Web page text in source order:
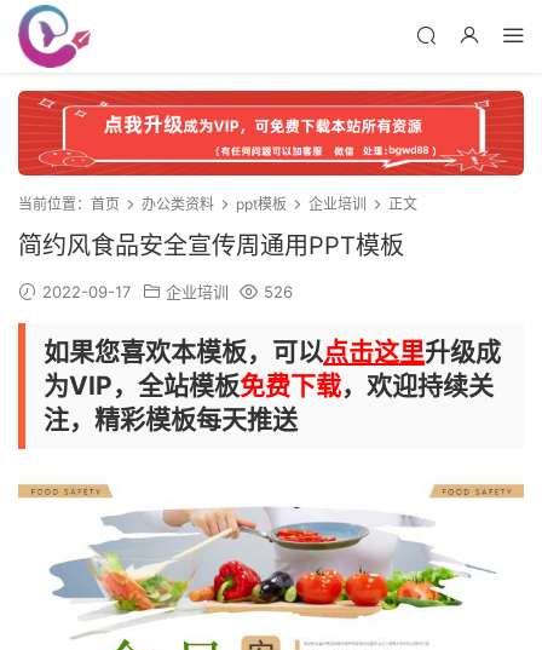
当前位置： 首页 办公类资料 ppt模板 企业培训 正文
简约风食品安全宣传周通用PPT模板
2022-09-17 企业培训 526
如果您喜欢本模板，可以点击这里升级成
为VIP，全站模板免费下载，欢迎持续关
注，精彩模板每天推送